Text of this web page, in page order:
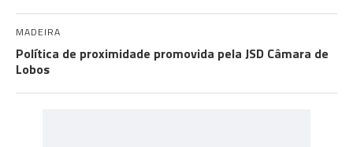
MADEIRA
Política de proximidade promovida pela JSD Câmara de
Lobos